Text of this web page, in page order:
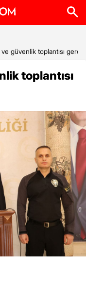
güvenlik toplantısı
toplantısı